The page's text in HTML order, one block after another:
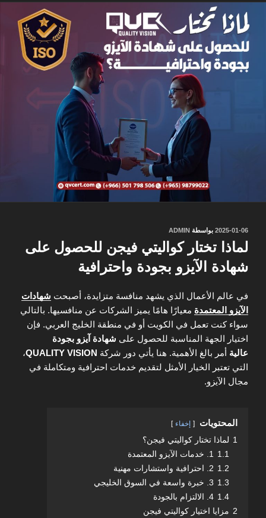
نُشر
في
2025-01-06 بواسطة ADMIN
لماذا تختار كواليتي فيجن للحصول على
شهادة الآيزو بجودة واحترافية
في عالم الأعمال الذي يشهد منافسة متزايدة، أصبحت شهادات
الآيزو المعتمدة معيارًا هامًا يميز الشركات عن منافسيها. بالتالي
سواء كنت تعمل في الكويت أو في منطقة الخليج العربي. فإن
اختيار الجهة المناسبة للحصول على شهادة آيزو بجودة
عالية أمر بالغ الأهمية. هنا يأتي دور شركة QUALITY VISION،
التي تعتبر الخيار الأمثل لتقديم خدمات احترافية ومتكاملة في
مجال الآيزو.
المحتويات إخفاء
1 لماذا تختار كواليتي فيجن؟
1.1
1. خدمات الآيزو المعتمدة
1.2 2. احترافية واستشارات مهنية
1.3 3. خبرة واسعة في السوق الخليجي
1.4 4. الالتزام بالجودة
2 مزايا اختيار كواليتي فيجن